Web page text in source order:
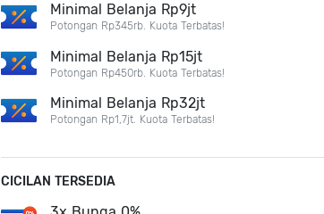
Minimal Belanja Rp9jt
Potongan Rp345rb. Kuota Terbatas!
Minimal Belanja Rp15jt
Potongan Rp450rb. Kuota Terbatas!
Minimal Belanja Rp32jt
Potongan Rp1,7jt. Kuota Terbatas!
CICILAN TERSEDIA